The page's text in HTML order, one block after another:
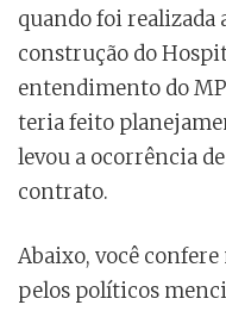
quando foi
construção do
entendimento do
teria feito
levou a ocorrência
contrato.
Abaixo, você
pelos políticos